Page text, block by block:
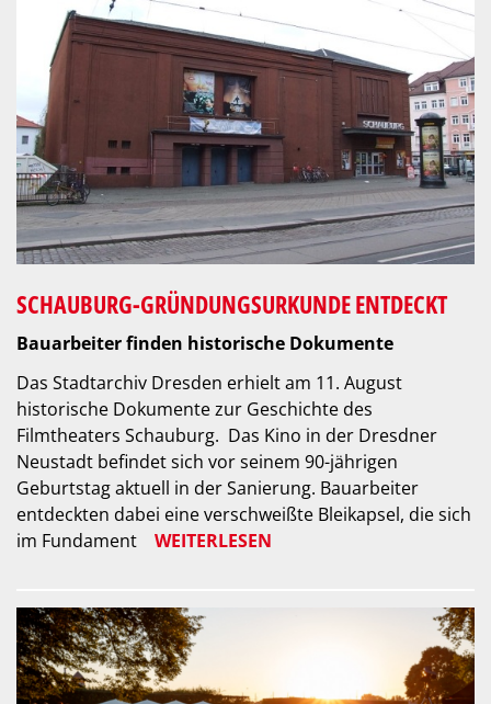
SCHAUBURG-GRÜNDUNGSURKUNDE ENTDECKT
Bauarbeiter finden historische Dokumente
Das Stadtarchiv Dresden erhielt am 11. August
historische Dokumente zur Geschichte des
Filmtheaters Schauburg. Das Kino in der Dresdner
Neustadt befindet sich vor seinem 90-jährigen
Geburtstag aktuell in der Sanierung. Bauarbeiter
entdeckten dabei eine verschweißte Bleikapsel, die sich
im Fundament
WEITERLESEN